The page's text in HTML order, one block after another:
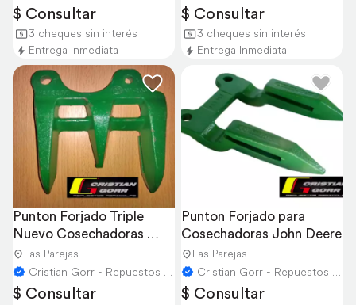
$ Consultar
3 cheques sin interés
Entrega Inmediata
$ Consultar
3 cheques sin interés
Entrega Inmediata
Punton Forjado Triple
Nuevo Cosechadoras
John Deere
Las Parejas
Cristian Gorr - Repuestos Agricolas
$ Consultar
Punton Forjado para
Cosechadoras John Deere
Las Parejas
Cristian Gorr - Repuestos Agricolas
$ Consultar